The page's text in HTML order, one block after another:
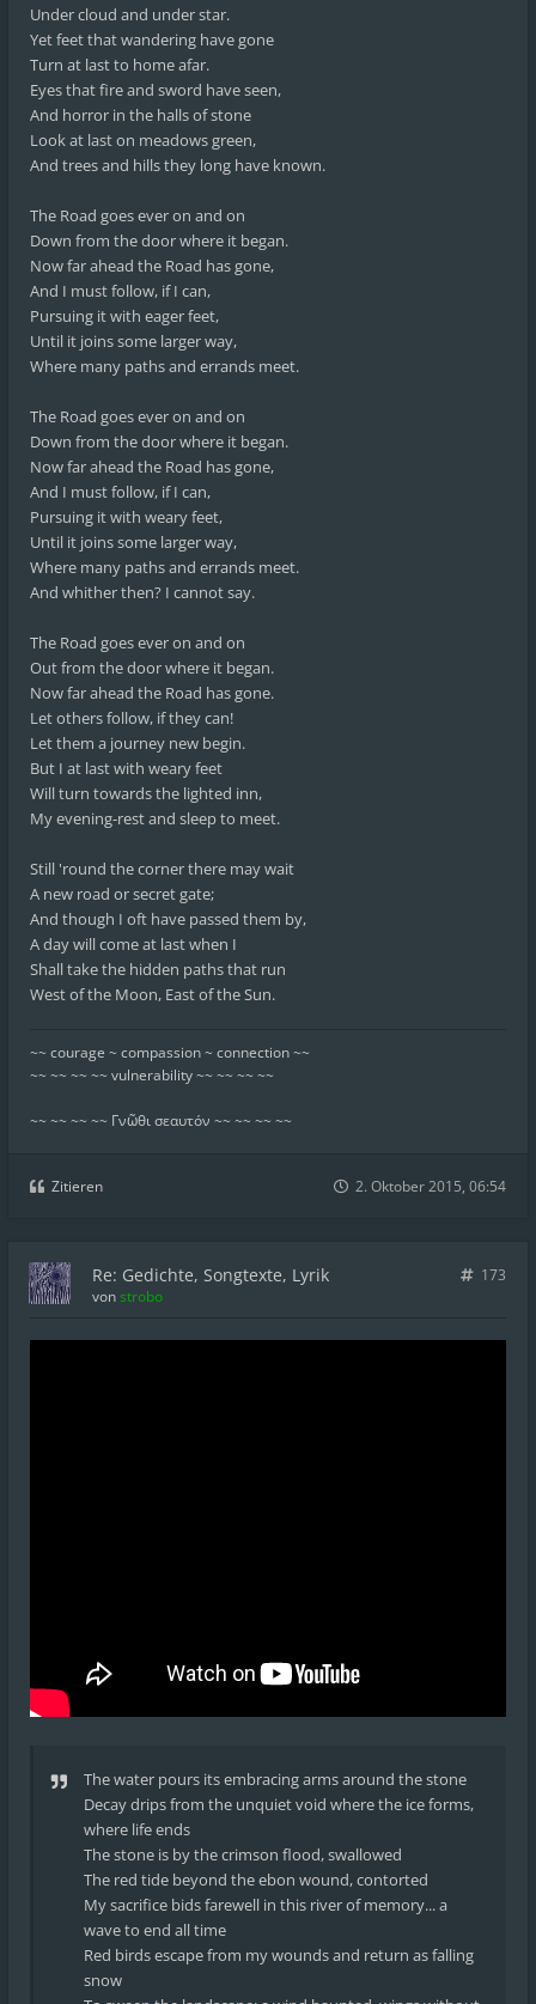
Under cloud and under star.
Yet feet that wandering have gone
Turn at last to home afar.
Eyes that fire and sword have seen,
And horror in the halls of stone
Look at last on meadows green,
And trees and hills they long have known.
The Road goes ever on and on
Down from the door where it began.
Now far ahead the Road has gone,
And I must follow, if I can,
Pursuing it with eager feet,
Until it joins some larger way,
Where many paths and errands meet.
The Road goes ever on and on
Down from the door where it began.
Now far ahead the Road has gone,
And I must follow, if I can,
Pursuing it with weary feet,
Until it joins some larger way,
Where many paths and errands meet.
And whither then? I cannot say.
The Road goes ever on and on
Out from the door where it began.
Now far ahead the Road has gone.
Let others follow, if they can!
Let them a journey new begin.
But I at last with weary feet
Will turn towards the lighted inn,
My evening-rest and sleep to meet.
Still 'round the corner there may wait
A new road or secret gate;
And though I oft have passed them by,
A day will come at last when I
Shall take the hidden paths that run
West of the Moon, East of the Sun.
~~ courage ~ compassion ~ connection ~~
~~ ~~ ~~ ~~ vulnerability ~~ ~~ ~~ ~~
~~ ~~ ~~ ~~ Γνῶθι σεαυτόν ~~ ~~ ~~ ~~
Zitieren 2. Oktober 2015, 06:54
Re: Gedichte, Songtexte, Lyrik
173
vonstrobo
The water pours its embracing arms around the stone
Decay drips from the unquiet void where the ice forms,
where life ends
The stone is by the crimson flood, swallowed
The red tide beyond the ebon wound, contorted
My sacrifice bids farewell in this river of memory... a
wave to end all time
Red birds escape from my wounds and return as falling
snow